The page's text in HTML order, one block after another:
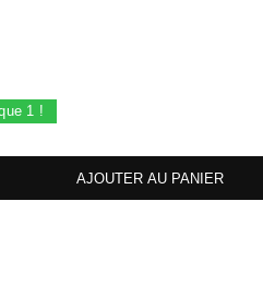
1 !
AJOUTER AU PANIER